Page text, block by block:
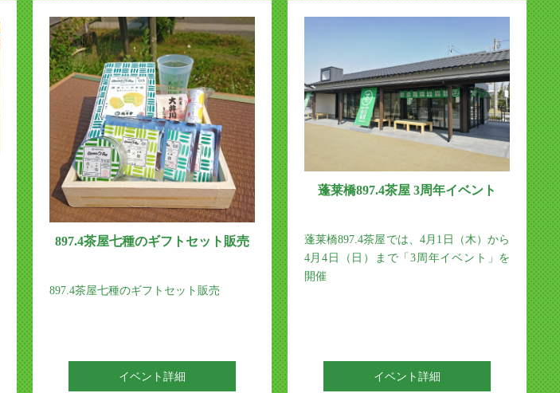
897.4茶屋七種のギフトセット販売
897.4茶屋七種のギフトセット販売
イベント詳細
蓬莱橋897.4茶屋 3周年イベント
蓬莱橋897.4茶屋では、4月1日（木）から
4月4日（日）まで「3周年イベント」を
開催
イベント詳細